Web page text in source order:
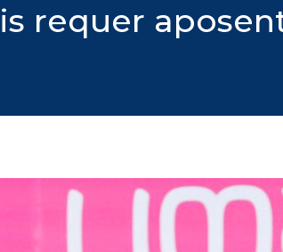
requer